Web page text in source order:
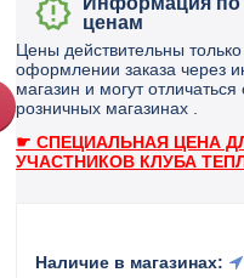
ценам
Цены действительны
оформлении заказа через
магазин и могут отличаться
розничных магазинах .
☛ СПЕЦИАЛЬНАЯ ЦЕНА
УЧАСТНИКОВ КЛУБА
Наличие в магазинах: